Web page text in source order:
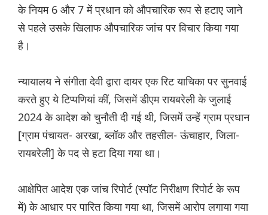
के नियम 6 और 7 में प्रधान को औपचारिक रूप से हटाए जाने
से पहले उसके खिलाफ औपचारिक जांच पर विचार किया गया
है।
न्यायालय ने संगीता देवी द्वारा दायर एक रिट याचिका पर सुनवाई
करते हुए ये टिप्पणियां कीं, जिसमें डीएम रायबरेली के जुलाई
2024 के आदेश को चुनौती दी गई थी, जिसमें उन्हें ग्राम प्रधान
[ग्राम पंचायत- अरखा, ब्लॉक और तहसील- ऊंचाहार, जिला-
रायबरेली] के पद से हटा दिया गया था।
आक्षेपित आदेश एक जांच रिपोर्ट (स्पॉट निरीक्षण रिपोर्ट के रूप
में) के आधार पर पारित किया गया था, जिसमें आरोप लगाया गया